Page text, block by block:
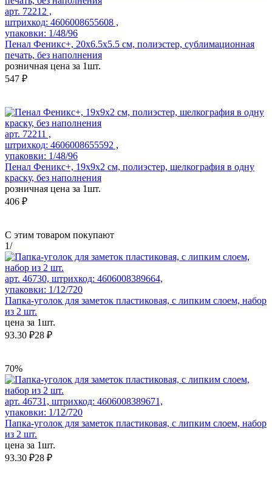
арт. 72212 ,
штрихкод: 4606008655608 ,
упаковки: 1/48/96
Пенал Феникс+, 20х6.5х5.5 см, полиэстер, сублимационная
печать, без наполнения
розничная цена за 1шт.
547 ₽
арт. 72211 ,
штрихкод: 4606008655592 ,
упаковки: 1/48/96
Пенал Феникс+, 19х9х2 см, полиэстер, шелкография в одну
краску, без наполнения
розничная цена за 1шт.
406 ₽
С этим товаром покупают
1/
арт. 46730, штрихкод: 4606008389664,
упаковки: 1/12/720
Папка-уголок для заметок пластиковая, с липким слоем, набор
из 2 шт.
цена за 1шт.
93.30 ₽28 ₽
70%
арт. 46731, штрихкод: 4606008389671,
упаковки: 1/12/720
Папка-уголок для заметок пластиковая, с липким слоем, набор
из 2 шт.
цена за 1шт.
93.30 ₽28 ₽